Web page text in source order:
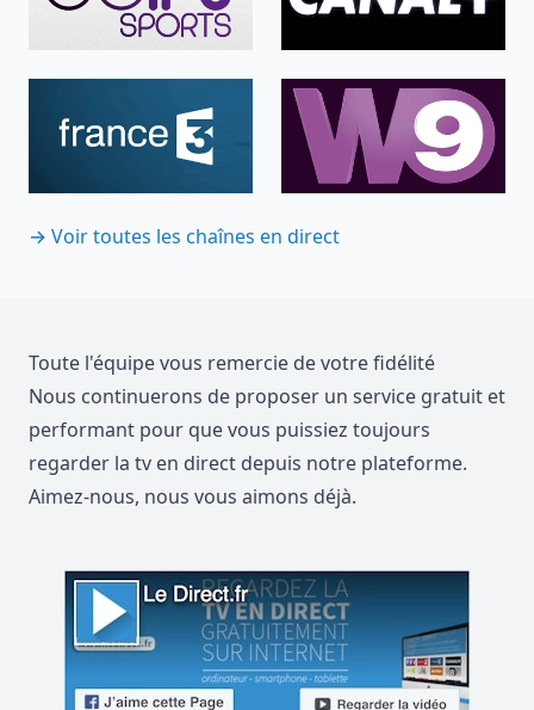
→ Voir toutes les chaînes en direct
Toute l'équipe vous remercie de votre fidélité
Nous continuerons de proposer un service gratuit et
performant pour que vous puissiez toujours
regarder la tv en direct depuis notre plateforme.
Aimez-nous, nous vous aimons déjà.